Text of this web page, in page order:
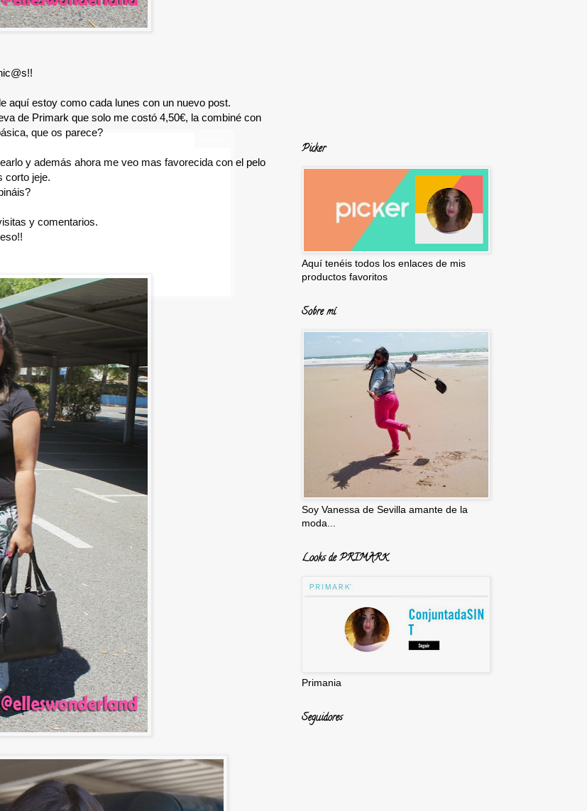
aquí estoy como cada lunes con un nuevo post.
de Primark que solo me costó 4,50€, la combiné con
que os parece?
y además ahora me veo mas favorecida con el pelo
corto jeje.
y comentarios.
Picker
Aquí tenéis todos los enlaces de mis
productos favoritos
Sobre mí
Soy Vanessa de Sevilla amante de la
moda...
Looks de PRIMARK
Primania
Seguidores
Powered by